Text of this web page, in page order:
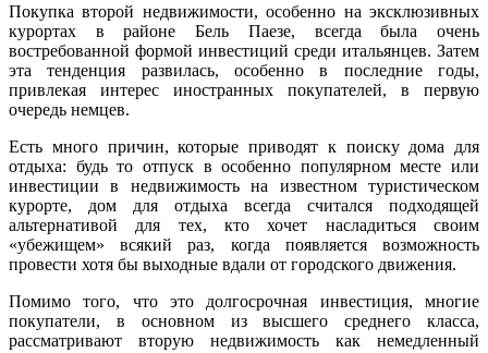
Покупка второй недвижимости, особенно на эксклюзивных
курортах в районе Бель Паезе, всегда была очень
востребованной формой инвестиций среди итальянцев. Затем
эта тенденция развилась, особенно в последние годы,
привлекая интерес иностранных покупателей, в первую
очередь немцев.
Есть много причин, которые приводят к поиску дома для
отдыха: будь то отпуск в особенно популярном месте или
инвестиции в недвижимость на известном туристическом
курорте, дом для отдыха всегда считался подходящей
альтернативой для тех, кто хочет насладиться своим
«убежищем» всякий раз, когда появляется возможность
провести хотя бы выходные вдали от городского движения.
Помимо того, что это долгосрочная инвестиция, многие
покупатели, в основном из высшего среднего класса,
рассматривают вторую недвижимость как немедленный